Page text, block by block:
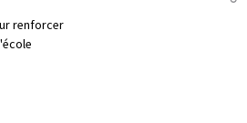
renforcer